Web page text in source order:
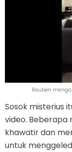
Reuben
Sosok misterius
video. Beberapa
khawatir dan
untuk